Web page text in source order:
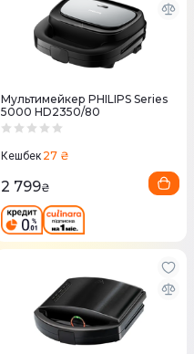
Мультимейкер PHILIPS Series
5000 HD2350/80
Кешбек 27 ₴
2 799₴